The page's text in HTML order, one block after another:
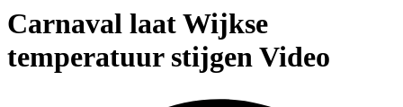
Carnaval laat Wijkse
temperatuur stijgenVideo